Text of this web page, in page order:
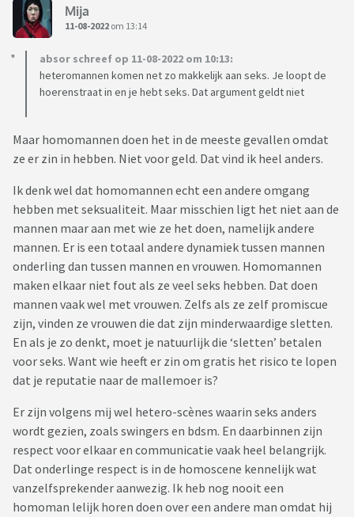
Mija
11-08-2022 om 13:14
absor schreef op 11-08-2022 om 10:13:
heteromannen komen net zo makkelijk aan seks. Je loopt de
hoerenstraat in en je hebt seks. Dat argument geldt niet
Maar homomannen doen het in de meeste gevallen omdat
ze er zin in hebben. Niet voor geld. Dat vind ik heel anders.
Ik denk wel dat homomannen echt een andere omgang
hebben met seksualiteit. Maar misschien ligt het niet aan de
mannen maar aan met wie ze het doen, namelijk andere
mannen. Er is een totaal andere dynamiek tussen mannen
onderling dan tussen mannen en vrouwen. Homomannen
maken elkaar niet fout als ze veel seks hebben. Dat doen
mannen vaak wel met vrouwen. Zelfs als ze zelf promiscue
zijn, vinden ze vrouwen die dat zijn minderwaardige sletten.
En als je zo denkt, moet je natuurlijk die ‘sletten’ betalen
voor seks. Want wie heeft er zin om gratis het risico te lopen
dat je reputatie naar de mallemoer is?
Er zijn volgens mij wel hetero-scènes waarin seks anders
wordt gezien, zoals swingers en bdsm. En daarbinnen zijn
respect voor elkaar en communicatie vaak heel belangrijk.
Dat onderlinge respect is in de homoscene kennelijk wat
vanzelfsprekender aanwezig. Ik heb nog nooit een
homoman lelijk horen doen over een andere man omdat hij